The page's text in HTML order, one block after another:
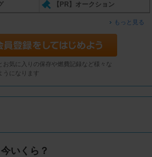
【PR】オークション
もっと見る
お気に入りの保存や燃費記録など様々な
うになります
いくら？